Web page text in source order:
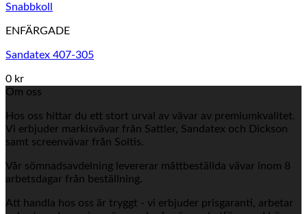
Snabbkoll
ENFÄRGADE
Sandatex 407-305
0 kr
Om oss
Hos oss hittar du ett stort urval av vävar av premiumkvalitet.
Vi erbjuder markisvävar från Sattler, Sandatex och Dickson
samt screenvävar från Soltis.
Vår sömnadsavdelning levererar måttbeställda vävar inom 8
arbetsdagar från beställning.
Att handla hos oss är tryggt - vi erbjuder prisgaranti, arbetar